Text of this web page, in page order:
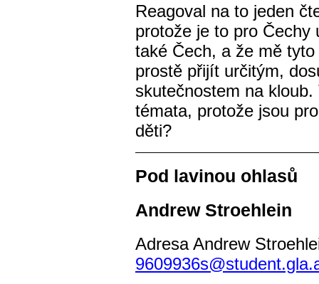
Reagoval na to jeden
protože je to pro Čechy
také Čech, a že mě
prostě přijít určitým,
skutečnostem na
témata, protože jsou
děti?
Pod lavinou ohlasů
Andrew Stroehlein
Adresa Andrew